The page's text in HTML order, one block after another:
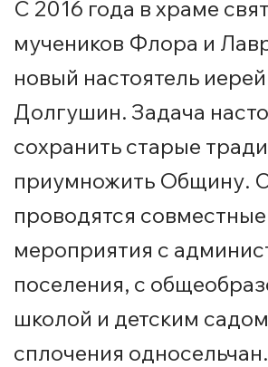
С 2016 года в храме
мучеников Флора и
новый настоятель
Долгушин. Задача
сохранить старые
приумножить Общину.
проводятся совместные
мероприятия с
поселения, с
школой и детским
сплочения односельчан.